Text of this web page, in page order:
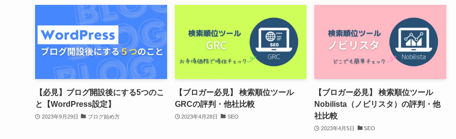
【必見】ブログ開設後にする5つのこ
と【WordPress設定】
2023年9月29日 ブログ始め方
【ブロガー必見】 検索順位ツール
GRCの評判・他社比較
2023年4月28日 SEO
【ブロガー必見】 検索順位ツール
Nobilista（ノビリスタ）の評判・他
社比較
2023年4月5日 SEO